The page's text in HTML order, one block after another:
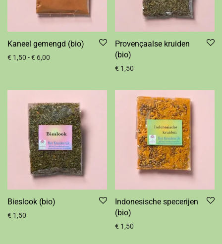
Kaneel gemengd (bio)
€ 1,50 -€ 6,00
Provençaalse kruiden
(bio)
€ 1,50
Bieslook (bio)
€ 1,50
Indonesische specerijen
(bio)
€ 1,50